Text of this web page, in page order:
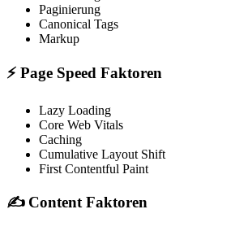
Paginierung
Canonical Tags
Markup
⚡ Page Speed Faktoren
Lazy Loading
Core Web Vitals
Caching
Cumulative Layout Shift
First Contentful Paint
✍️Content Faktoren